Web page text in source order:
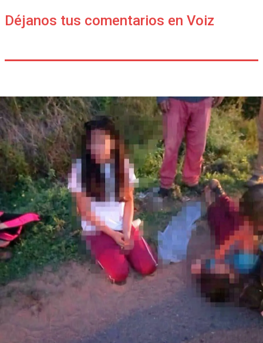
Déjanos tus comentarios en Voiz